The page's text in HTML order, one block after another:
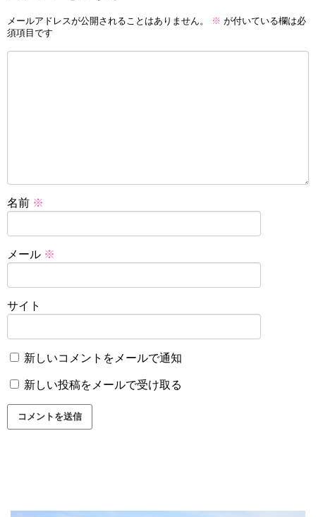
メールアドレスが公開されることはありません。 ※ が付いている欄は必
須項目です
名前 ※
メール ※
サイト
新しいコメントをメールで通知
新しい投稿をメールで受け取る